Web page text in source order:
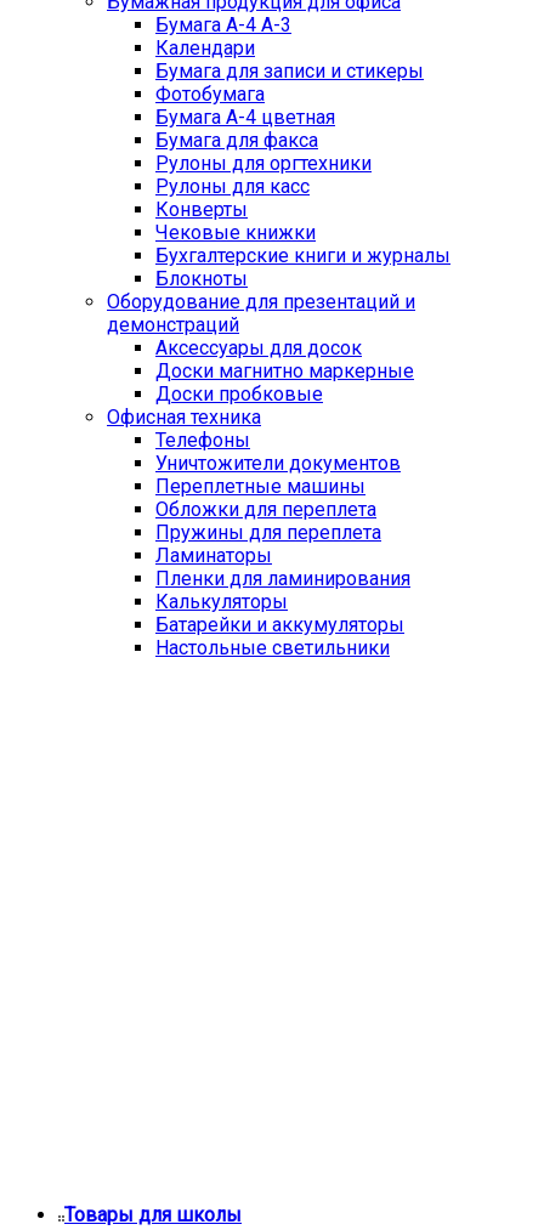
Бумага А-4 А-3
Календари
Бумага для записи и стикеры
Фотобумага
Бумага А-4 цветная
Бумага для факса
Рулоны для оргтехники
Рулоны для касс
Конверты
Чековые книжки
Бухгалтерские книги и журналы
Блокноты
Оборудование для презентаций и
демонстраций
Аксессуары для досок
Доски магнитно маркерные
Доски пробковые
Офисная техника
Телефоны
Уничтожители документов
Переплетные машины
Обложки для переплета
Пружины для переплета
Ламинаторы
Пленки для ламинирования
Калькуляторы
Батарейки и аккумуляторы
Настольные светильники
Товары для школы